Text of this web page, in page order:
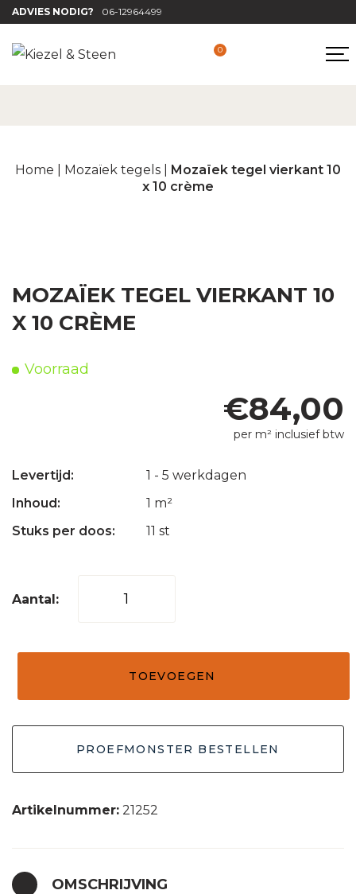
ADVIES NODIG? 06-12964499
0
Home Mozaïek tegels
Mozaïek tegel vierkant 10
x 10 crème
MOZAÏEK TEGEL VIERKANT 10
X 10 CRÈME
Voorraad
€84,00
per m² inclusief btw
Levertijd:
1 - 5 werkdagen
Inhoud:
1 m²
Stuks per doos:
11 st
10
10
crème
aantal
TOEVOEGEN
PROEFMONSTER BESTELLEN
Artikelnummer: 21252
OMSCHRIJVING